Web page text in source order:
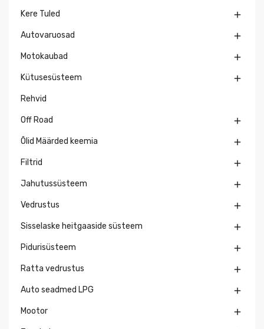
Kere Tuled 
Autovaruosad 
Motokaubad 
Kütusesüsteem 
Rehvid
Off Road 
Õlid Määrded keemia 
Filtrid 
Jahutussüsteem 
Vedrustus 
Sisselaske heitgaaside süsteem 
Pidurisüsteem 
Ratta vedrustus 
Auto seadmed LPG 
Mootor 